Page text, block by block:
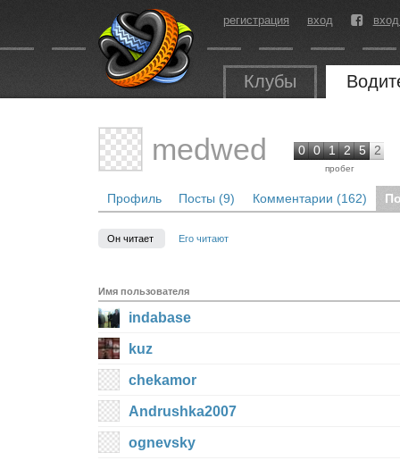
регистрация вход
Клубы
medwed 0 0 1 2 5 2
пробег
Профиль Посты (9) Комментарии (162)
Он читает Его читают
Имя пользователя
indabase
kuz
chekamor
Andrushka2007
ognevsky